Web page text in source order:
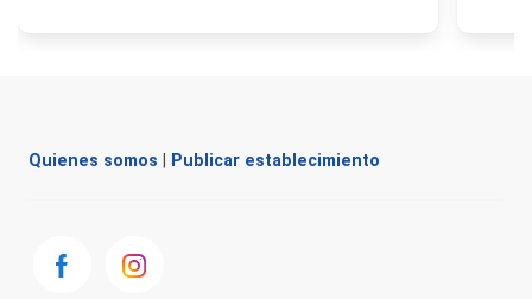
Quienes somos Publicar establecimiento